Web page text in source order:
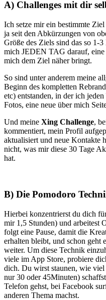
A) Challenges mit dir
Ich setze mir ein bestimmte
ja seit den Abkürzungen von
Größe des Ziels sind das so 1-
mich JEDEN TAG darauf,
mich dem Ziel näher bringt.
So sind unter anderem meine
Beginn des kompletten
etc) entstanden, in der ich
Fotos, eine neue über mich
Und meine Xing Challenge,
kommentiert, mein Profil
aktualisiert und neue Kontakte
nicht, was mir diese 30 Tage
hat.
B) Die Pomodoro
Hierbei konzentrierst du dich
mir 1,5 Stunden) und arbeitest
folgt eine Pause, damit die
erhalten bleibt, und schon geht
weiter. Um diese Technik
viele im App Store, probiere
dich. Du wirst staunen, wie
nur 30 oder 45Minuten)
Telefon gehst, bei Facebook
anderen Thema machst.